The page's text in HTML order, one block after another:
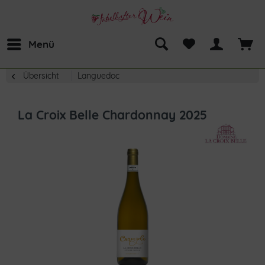
Menü
Übersicht Languedoc
La Croix Belle Chardonnay 2025